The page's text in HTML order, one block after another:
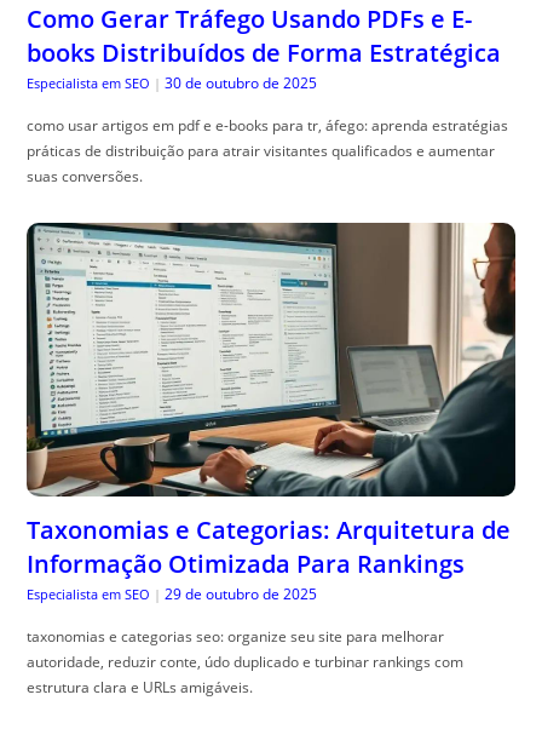
Como Gerar Tráfego Usando PDFs e E-
books Distribuídos de Forma Estratégica
Especialista em SEO | 30 de outubro de 2025
como usar artigos em pdf e e-books para tr, áfego: aprenda estratégias
práticas de distribuição para atrair visitantes qualificados e aumentar
suas conversões.
Taxonomias e Categorias: Arquitetura de
Informação Otimizada Para Rankings
Especialista em SEO | 29 de outubro de 2025
taxonomias e categorias seo: organize seu site para melhorar
autoridade, reduzir conte, údo duplicado e turbinar rankings com
estrutura clara e URLs amigáveis.